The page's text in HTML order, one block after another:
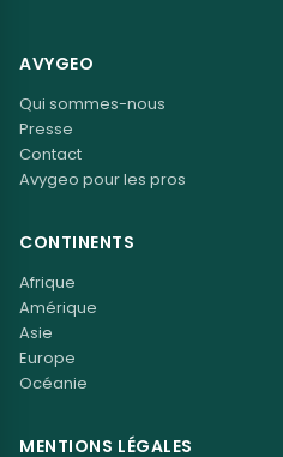
AVYGEO
Qui sommes-nous
Presse
Contact
Avygeo pour les pros
CONTINENTS
Afrique
Amérique
Asie
Europe
Océanie
MENTIONS LÉGALES